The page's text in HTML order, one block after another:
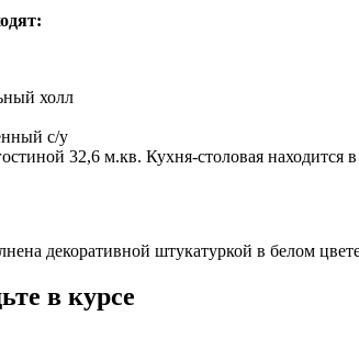
холл
с/у
32,6 м.кв. Кухня-столовая
декоративной штукатуркой в белом
в курсе